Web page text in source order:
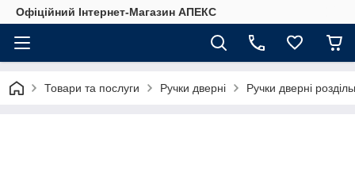
Офіційний Інтернет-Магазин АПЕКС
Товари та послуги Ручки дверні Ручки дверні